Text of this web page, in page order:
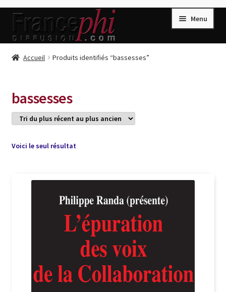
Aller
la
Aller
contenu
Menu
Accueil
Conditions de Vente
Connection
Listes d’Envies
Livres de Peter Randa
Livres de Philippe Randa
Nous Contacter
Accueil Produits identifiés “bassesses”
bassesses
Voici le seul résultat